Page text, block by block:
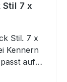
Stil 7 x
Stil. 7 x
Kennern
auf